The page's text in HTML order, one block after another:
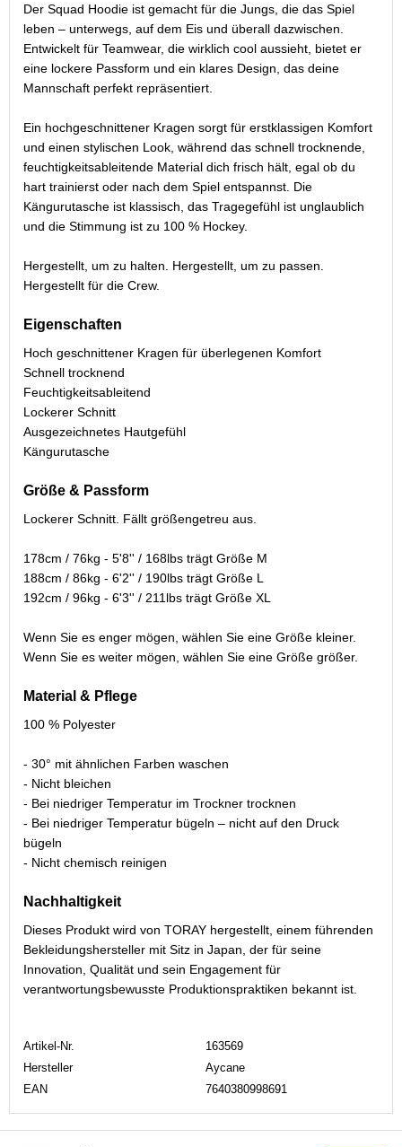
Der Squad Hoodie ist gemacht für die Jungs, die das Spiel
leben – unterwegs, auf dem Eis und überall dazwischen.
Entwickelt für Teamwear, die wirklich cool aussieht, bietet er
eine lockere Passform und ein klares Design, das deine
Mannschaft perfekt repräsentiert.
Ein hochgeschnittener Kragen sorgt für erstklassigen Komfort
und einen stylischen Look, während das schnell trocknende,
feuchtigkeitsableitende Material dich frisch hält, egal ob du
hart trainierst oder nach dem Spiel entspannst. Die
Kängurutasche ist klassisch, das Tragegefühl ist unglaublich
und die Stimmung ist zu 100 % Hockey.
Hergestellt, um zu halten. Hergestellt, um zu passen.
Hergestellt für die Crew.
Eigenschaften
Hoch geschnittener Kragen für überlegenen Komfort
Schnell trocknend
Feuchtigkeitsableitend
Lockerer Schnitt
Ausgezeichnetes Hautgefühl
Kängurutasche
Größe & Passform
Lockerer Schnitt. Fällt größengetreu aus.
178cm / 76kg - 5'8'' / 168lbs trägt Größe M
188cm / 86kg - 6'2'' / 190lbs trägt Größe L
192cm / 96kg - 6'3'' / 211lbs trägt Größe XL
Wenn Sie es enger mögen, wählen Sie eine Größe kleiner.
Wenn Sie es weiter mögen, wählen Sie eine Größe größer.
Material & Pflege
100 % Polyester
- 30° mit ähnlichen Farben waschen
- Nicht bleichen
- Bei niedriger Temperatur im Trockner trocknen
- Bei niedriger Temperatur bügeln – nicht auf den Druck
bügeln
- Nicht chemisch reinigen
Nachhaltigkeit
Dieses Produkt wird von TORAY hergestellt, einem führenden
Bekleidungshersteller mit Sitz in Japan, der für seine
Innovation, Qualität und sein Engagement für
verantwortungsbewusste Produktionspraktiken bekannt ist.
Artikel-Nr.
163569
Hersteller
Aycane
EAN
7640380998691